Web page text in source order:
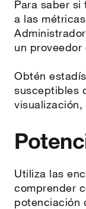
Para saber si
a las
un
Obtén
susceptibles
Utiliza las
comprender
potenciación